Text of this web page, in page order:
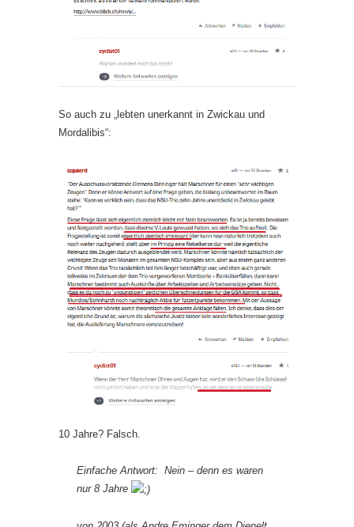
So auch zu „lebten unerkannt in Zwickau und
Mordalibis“:
10 Jahre? Falsch.
Einfache Antwort: Nein – denn es waren
nur 8 Jahre